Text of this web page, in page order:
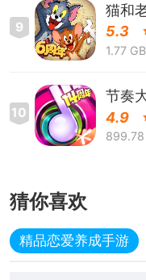
9
猫和
5.3
1.77 GB
10
节奏
4.9
猜你喜欢
精品恋爱养成手游